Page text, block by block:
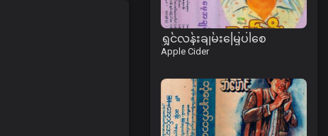
ရွှင်လန်းချမ်းမြေ့ပါစေ
Apple Cider